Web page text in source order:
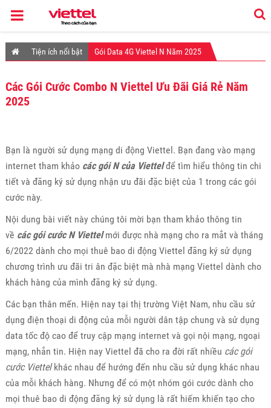
Tiện ích nổi bật Gói Data 4G Viettel N Năm 2025
Các Gói Cước Combo N Viettel Ưu Đãi Giá Rẻ Năm
2025
Bạn là người sử dụng mạng di động Viettel. Bạn đang vào mạng
internet tham khảo các gói N của Viettelđể tìm hiểu thông tin chi
tiết và đăng ký sử dụng nhận ưu đãi đặc biệt của 1 trong các gói
cước này.
Nội dung bài viết này chúng tôi mời bạn tham khảo thông tin
về các gói cước N Viettelmới được nhà mạng cho ra mắt và tháng
6/2022 dành cho mọi thuê bao di động Viettel đăng ký sử dụng
chương trình ưu đãi tri ân đặc biệt mà nhà mạng Viettel dành cho
khách hàng của mình đăng ký sử dụng.
Các bạn thân mến. Hiện nay tại thị trường Việt Nam, nhu cầu sử
dụng điện thoại di động của mỗi người dân tập chung và sử dụng
data tốc độ cao để truy cập mạng internet và gọi nội mạng, ngoại
mạng, nhắn tin. Hiện nay Viettel đã cho ra đời rất nhiều các gói
cước Viettelkhác nhau để hướng đến nhu cầu sử dụng khác nhau
của mỗi khách hàng. Nhưng để có một nhóm gói cước dành cho
mọi thuê bao di động đăng ký sử dụng là rất hiếm khiến tạo cho